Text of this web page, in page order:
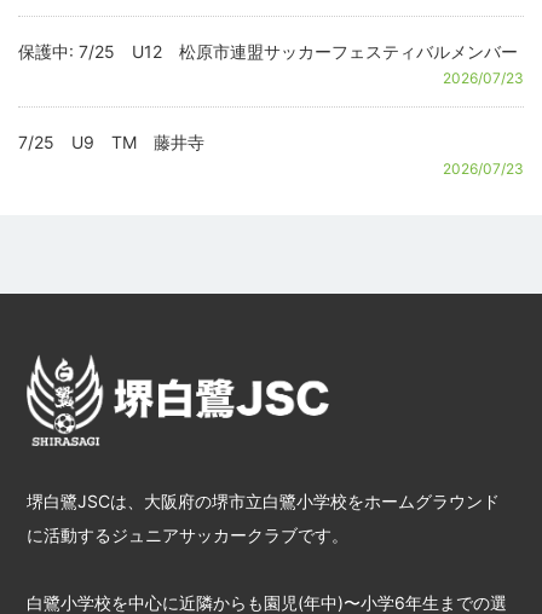
保護中: 7/25 U12 松原市連盟サッカーフェスティバルメンバー
2026/07/23
7/25 U9 TM 藤井寺
2026/07/23
堺白鷺JSCは、大阪府の堺市立白鷺小学校をホームグラウンド
に活動するジュニアサッカークラブです。
白鷺小学校を中心に近隣からも園児(年中)〜小学6年生までの選